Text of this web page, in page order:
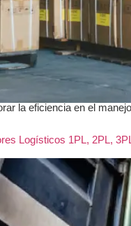
la eficiencia en el
Logísticos 1PL, 2PL,